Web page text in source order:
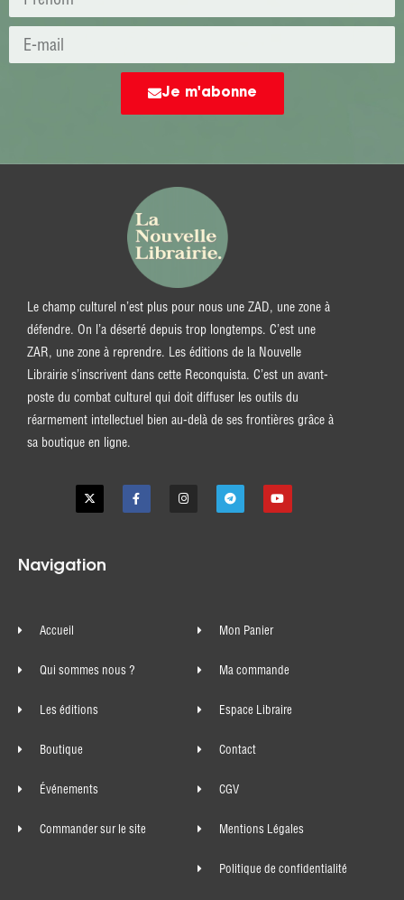
Je m'abonne
Le champ culturel n’est plus pour nous une ZAD, une zone à
défendre. On l’a déserté depuis trop longtemps. C’est une
ZAR, une zone à reprendre. Les éditions de la Nouvelle
Librairie s’inscrivent dans cette Reconquista. C’est un avant-
poste du combat culturel qui doit diffuser les outils du
réarmement intellectuel bien au-delà de ses frontières grâce à
sa boutique en ligne.
Navigation
Accueil
Qui sommes nous ?
Les éditions
Boutique
Événements
Commander sur le site
Mon Panier
Ma commande
Espace Libraire
Contact
CGV
Mentions Légales
Politique de confidentialité